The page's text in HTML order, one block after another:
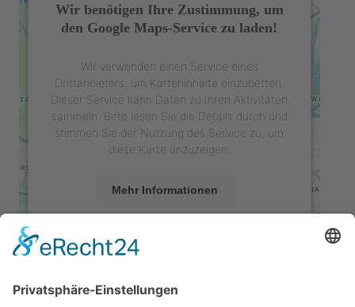
Wir benötigen Ihre Zustimmung, um
den Google Maps-Service zu laden!
Wir verwenden einen Service eines
Drittanbieters, um Karteninhalte einzubetten.
Dieser Service kann Daten zu Ihren Aktivitäten
sammeln. Bitte lesen Sie die Details durch und
stimmen Sie der Nutzung des Service zu, um
diese Karte anzuzeigen.
Mehr Informationen